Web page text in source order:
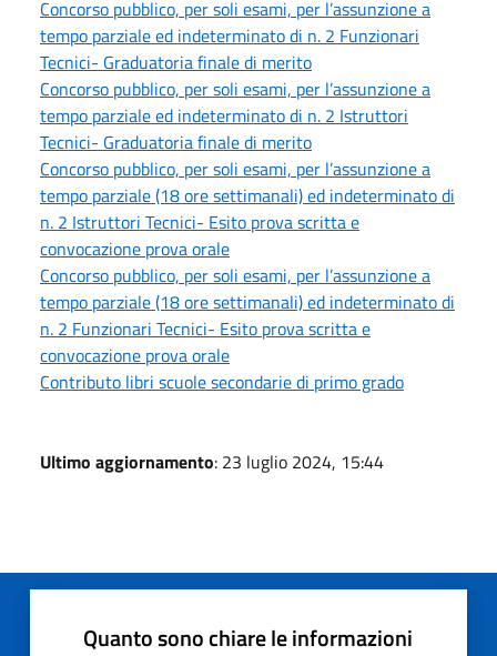
Concorso pubblico, per soli esami, per l’assunzione a
tempo parziale ed indeterminato di n. 2 Funzionari
Tecnici- Graduatoria finale di merito
Concorso pubblico, per soli esami, per l’assunzione a
tempo parziale ed indeterminato di n. 2 Istruttori
Tecnici- Graduatoria finale di merito
Concorso pubblico, per soli esami, per l’assunzione a
tempo parziale (18 ore settimanali) ed indeterminato di
n. 2 Istruttori Tecnici- Esito prova scritta e
convocazione prova orale
Concorso pubblico, per soli esami, per l’assunzione a
tempo parziale (18 ore settimanali) ed indeterminato di
n. 2 Funzionari Tecnici- Esito prova scritta e
convocazione prova orale
Contributo libri scuole secondarie di primo grado
Ultimo aggiornamento: 23 luglio 2024, 15:44
Quanto sono chiare le informazioni